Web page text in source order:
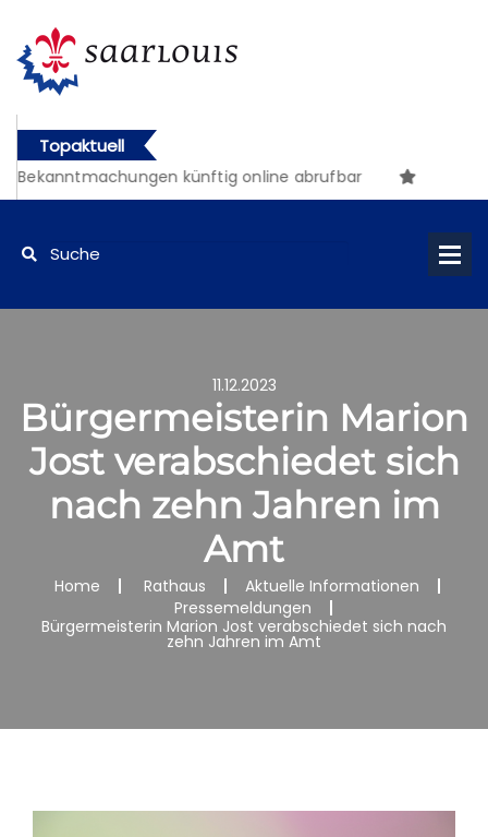
Topaktuell
künftig online abrufbar
11.12.2023
Bürgermeisterin Marion
Jost verabschiedet sich
nach zehn Jahren im
Amt
Home Rathaus
Aktuelle Informationen
Pressemeldungen
Bürgermeisterin Marion Jost verabschiedet sich nach
zehn Jahren im Amt